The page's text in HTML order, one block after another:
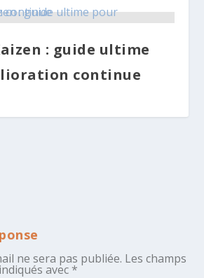
: guide ultime
continue
ne sera pas publiée. Les champs
avec *